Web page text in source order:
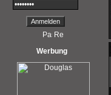
Werbung